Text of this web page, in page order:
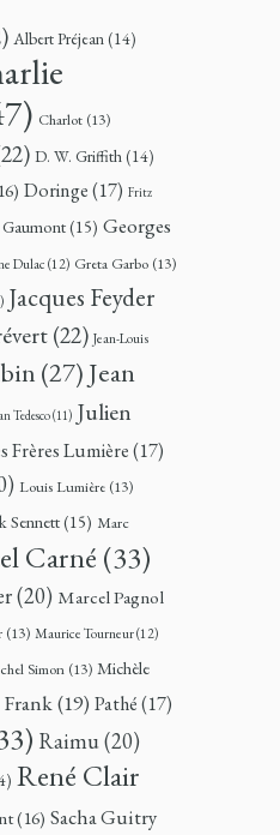
Albert Préjean(14)
Charlot (13)
D. W. Griffith(14)
Doringe(17) Fritz
Gaumont(15) Georges
Dulac(12) Greta Garbo (13)
Jacques Feyder
(22) Jean-Louis
(27) Jean
Tedesco(11) Julien
Frères Lumière(17)
Louis Lumière (13)
Sennett(15) Marc
Carné (33)
(20) Marcel Pagnol
(13) Maurice Tourneur(12)
Simon (13) Michèle
(19) Pathé(17)
Raimu(20)
René Clair
(16) Sacha Guitry